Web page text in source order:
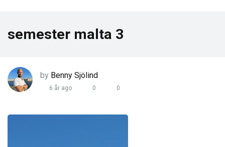
semester malta 3
by Benny Sjölind
6 år ago 0 0